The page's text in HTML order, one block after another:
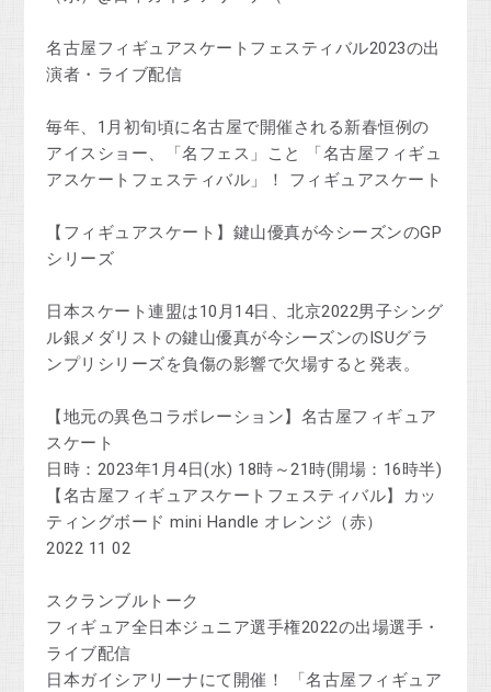
名古屋フィギュアスケートフェスティバル2023の出
演者・ライブ配信
毎年、1月初旬頃に名古屋で開催される新春恒例の
アイスショー、「名フェス」こと 「名古屋フィギュ
アスケートフェスティバル」！ フィギュアスケート
【フィギュアスケート】鍵山優真が今シーズンのGP
シリーズ
日本スケート連盟は10月14日、北京2022男子シング
ル銀メダリストの鍵山優真が今シーズンのISUグラ
ンプリシリーズを負傷の影響で欠場すると発表。
【地元の異色コラボレーション】名古屋フィギュア
スケート
日時：2023年1月4日(水) 18時～21時(開場：16時半)
【名古屋フィギュアスケートフェスティバル】カッ
ティングボード mini Handle オレンジ（赤）
2022 11 02
スクランブルトーク
フィギュア全日本ジュニア選手権2022の出場選手・
ライブ配信
日本ガイシアリーナにて開催！ 「名古屋フィギュア